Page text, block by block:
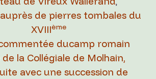
de pierres tombales du
XVIIIème
ducamp romain
la Collégiale de Molhain,
avec une succession de